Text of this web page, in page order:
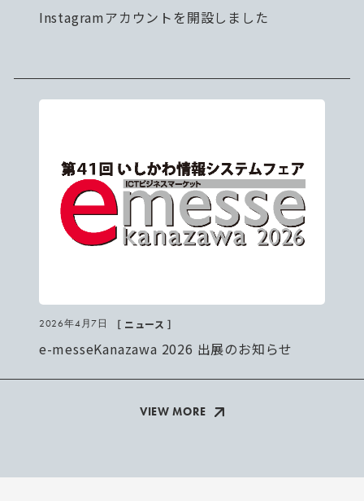
Instagramアカウントを開設しました
2026年4月7日 ［ ニュース ］
e-messeKanazawa 2026 出展のお知らせ
VIEW MORE